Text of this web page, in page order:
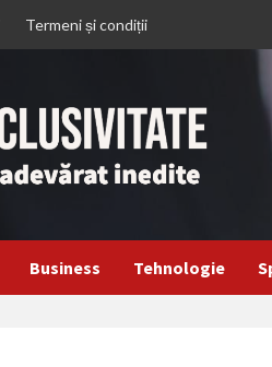
Termeni și condiții
Business Tehnologie